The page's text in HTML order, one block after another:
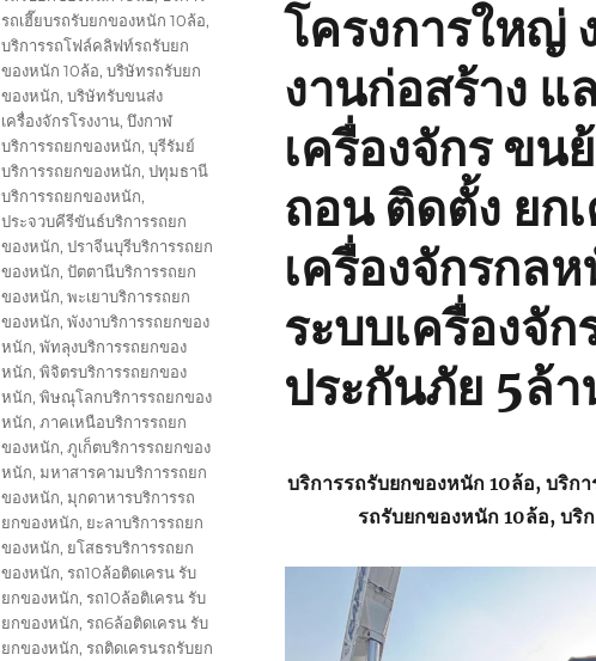
โครงการใหญ่
งานก่อสร้าง แ
เครื่องจักร ขน
ถอน ติดตั้ง ยก
เครื่องจักรกล
ระบบเครื่องจั
ประกันภัย 5ล้
บริการรถรับยกของหนัก 10ล้อ, บริก
รถรับยกของหนัก 10ล้อ, บริ
รถเฮี๊ยบรถรับยกของหนัก 10ล้อ,
บริการรถโฟล์คลิฟท์รถรับยก
ของหนัก 10ล้อ, บริษัทรถรับยก
ของหนัก, บริษัทรับขนส่ง
เครื่องจักรโรงงาน, บึงกาฬ
บริการรถยกของหนัก, บุรีรัมย์
บริการรถยกของหนัก, ปทุมธานี
บริการรถยกของหนัก,
ประจวบคีรีขันธ์บริการรถยก
ของหนัก, ปราจีนบุรีบริการรถยก
ของหนัก, ปัตตานีบริการรถยก
ของหนัก, พะเยาบริการรถยก
ของหนัก, พังงาบริการรถยกของ
หนัก, พัทลุงบริการรถยกของ
หนัก, พิจิตรบริการรถยกของ
หนัก, พิษณุโลกบริการรถยกของ
หนัก, ภาคเหนือบริการรถยก
ของหนัก, ภูเก็ตบริการรถยกของ
หนัก, มหาสารคามบริการรถยก
ของหนัก, มุกดาหารบริการรถ
ยกของหนัก, ยะลาบริการรถยก
ของหนัก, ยโสธรบริการรถยก
ของหนัก, รถ10ล้อติดเครน รับ
ยกของหนัก, รถ10ล้อติเครน รับ
ยกของหนัก, รถ6ล้อติดเครน รับ
ยกของหนัก, รถติดเครนรถรับยก